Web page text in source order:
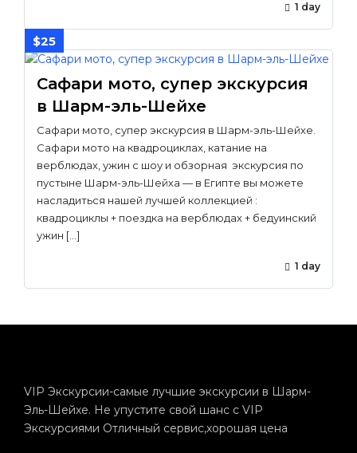
1 day
$25
Сафари мото, супер экскурсия
в Шарм-эль-Шейхе
Сафари мото, супер экскурсия в Шарм-эль-Шейхе.
Сафари мото на квадроциклах, катание на
верблюдах, ужин с шоу и обзорная экскурсия по
пустыне Шарм-эль-Шейха — в Египте вы можете
насладиться нашей лучшей коллекцией :
квадроциклы + поездка на верблюдах + бедуинский
ужин […]
1 day
VIP Экскурсии-самые лучшие экскурсии в Шарм-
Эль-Шейхе. Не упустите свой шанс с VIP
Экскурсиями Отличный сервис,хорошая цена